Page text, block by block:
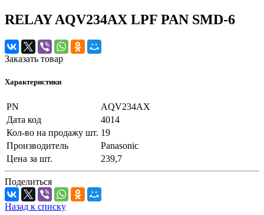
RELAY AQV234AX LPF PAN SMD-6
Заказать товар
Характеристики
PN
AQV234AX
Дата код
4014
Кол-во на продажу шт. 19
Производитель
Panasonic
Цена за шт.
239,7
Поделиться
Назад к списку